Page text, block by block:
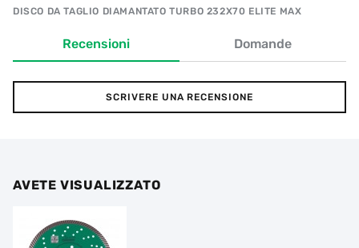
DISCO DA TAGLIO DIAMANTATO TURBO 232X70 ELITE MAX
Recensioni Domande
SCRIVERE UNA RECENSIONE
AVETE VISUALIZZATO